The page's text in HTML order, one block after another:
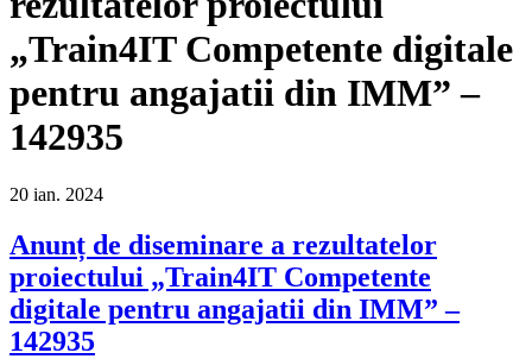
„Train4IT Competente digitale
pentru angajatii din IMM” –
142935
20 ian. 2024
Anunț de diseminare a rezultatelor
proiectului „Train4IT Competente
digitale pentru angajatii din IMM” –
142935